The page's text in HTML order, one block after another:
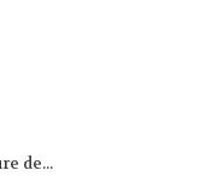
de...